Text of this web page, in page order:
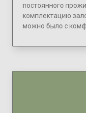
постоянного
комплектацию
можно было с